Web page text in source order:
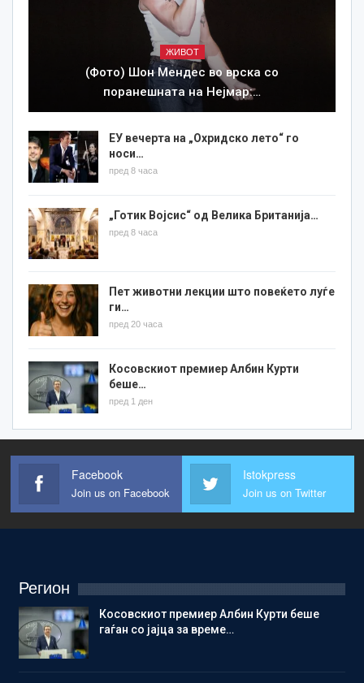
ЖИВОТ
(Фото) Шон Мендес во врска со
поранешната на Нејмар:…
ЕУ вечерта на „Охридско лето“ го
носи…
пред 8 часа
„Готик Војсис“ од Велика Британија…
пред 8 часа
Пет животни лекции што повеќето луѓе
ги…
пред 20 часа
Косовскиот премиер Албин Курти
беше…
пред 1 ден
Facebook
Join us on Facebook
Istokpress
Join us on Twitter
Регион
Косовскиот премиер Албин Курти беше
гаѓан со јајца за време…